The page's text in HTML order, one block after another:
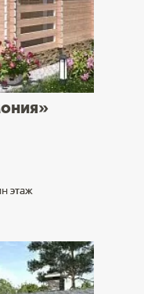
этаж